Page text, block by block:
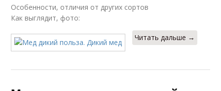
Особенности, отличия от других сортов
Как выглядит, фото:
Читать дальше →